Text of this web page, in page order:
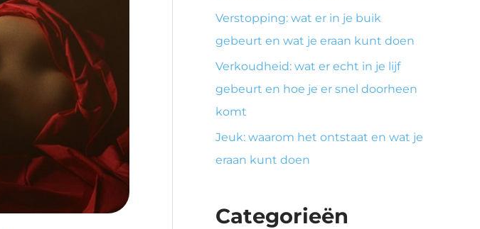
Verstopping: wat er in je buik
gebeurt en wat je eraan kunt doen
Verkoudheid: wat er echt in je lijf
gebeurt en hoe je er snel doorheen
komt
Jeuk: waarom het ontstaat en wat je
eraan kunt doen
Categorieën